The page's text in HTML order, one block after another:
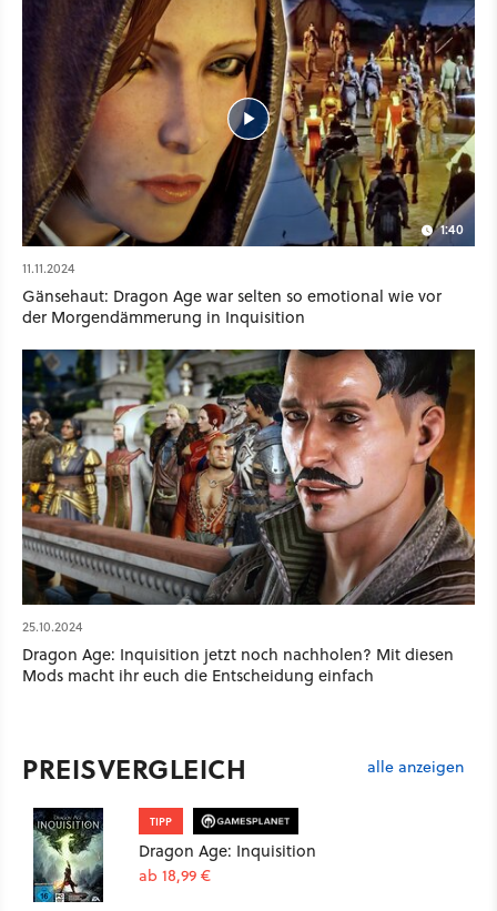
1:40
11.11.2024
Gänsehaut: Dragon Age war selten so emotional wie vor
der Morgendämmerung in Inquisition
25.10.2024
Dragon Age: Inquisition jetzt noch nachholen? Mit diesen
Mods macht ihr euch die Entscheidung einfach
PREISVERGLEICH alle anzeigen
TIPP
Dragon Age: Inquisition
ab 18,99 €